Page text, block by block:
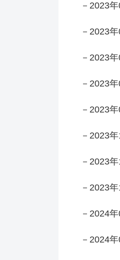
－2023年
－2023年
－2023年
－2023年
－2023年
－2023年
－2023年
－2023年
－2024年
－2024年